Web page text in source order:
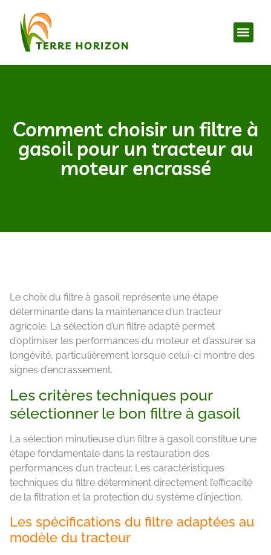
Comment choisir un filtre à
gasoil pour un tracteur au
moteur encrassé
Le choix du filtre à gasoil représente une étape
déterminante dans la maintenance d’un tracteur
agricole. La sélection d’un filtre adapté permet
d’optimiser les performances du moteur et d’assurer sa
longévité, particulièrement lorsque celui-ci montre des
signes d’encrassement.
Les critères techniques pour
sélectionner le bon filtre à gasoil
La sélection minutieuse d’un filtre à gasoil constitue une
étape fondamentale dans la restauration des
performances d’un tracteur. Les caractéristiques
techniques du filtre déterminent directement l’efficacité
de la filtration et la protection du système d’injection.
Les spécifications du filtre adaptées au
modèle du tracteur